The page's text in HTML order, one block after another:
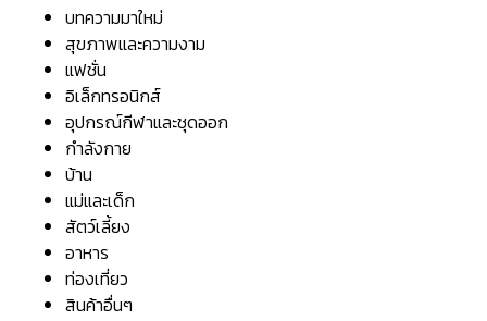
บทความมาใหม่
สุขภาพและความงาม
แฟชั่น
อิเล็กทรอนิกส์
อุปกรณ์กีฬาและชุดออก
กำลังกาย
บ้าน
แม่และเด็ก
สัตว์เลี้ยง
อาหาร
ท่องเที่ยว
สินค้าอื่นๆ